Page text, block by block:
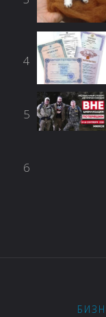
4
5
6